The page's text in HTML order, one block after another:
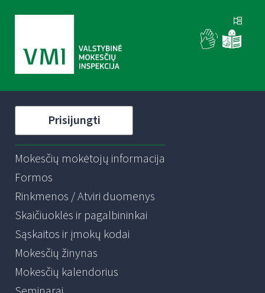
Prisijungti
Mokesčių mokėtojų informacija
Formos
Rinkmenos / Atviri duomenys
Skaičiuoklės ir pagalbininkai
Sąskaitos ir įmokų kodai
Mokesčių žinynas
Mokesčių kalendorius